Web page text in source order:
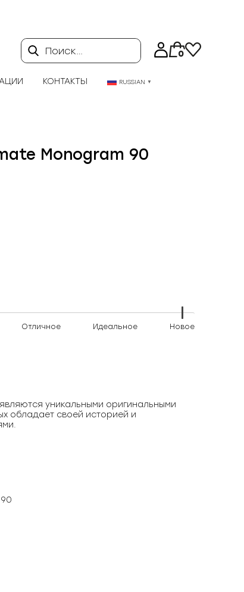
Поиск… 0
КОНТАКТЫ RUSSIAN ▼
Monogram 90
Отличное Идеальное Новое
уникальными оригинальными
обладает своей историей и